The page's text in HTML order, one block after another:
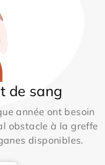
de sang
année ont besoin
obstacle à la greffe
disponibles.